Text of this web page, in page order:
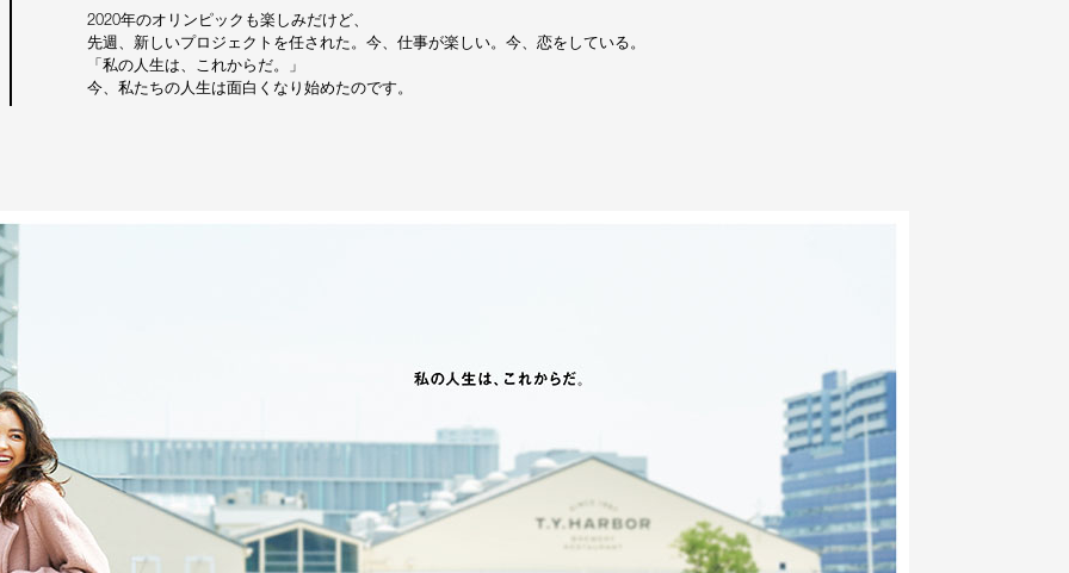
2020年のオリンピックも楽しみだけど、
先週、新しいプロジェクトを任された。今、仕事が楽しい。今、恋をしている。
「私の人生は、これからだ。」
今、私たちの人生は面白くなり始めたのです。